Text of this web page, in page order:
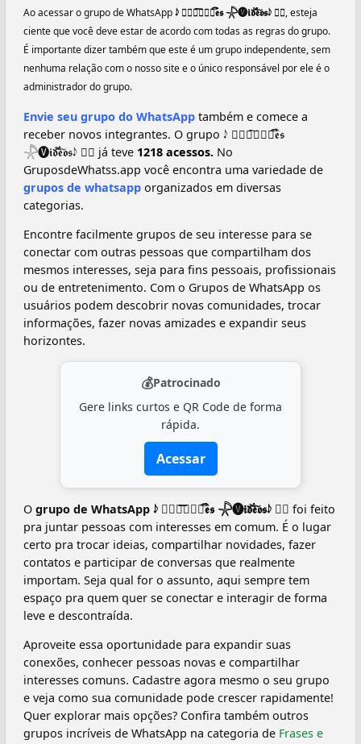
Ao acessar o grupo de WhatsApp𝆺𝅥𝅮 ፝⃟🅕︎︎͠𝖗𝖆𝖘֟۬۬۬͡𝖊𝖘 𓇻🅥︎︎𝖎𝖉֟֗֗۬۬۬͡𝖊𝖔͠𝖘𝆺𝅥𝅮 ፝⃟, esteja
ciente que você deve estar de acordo com todas as regras do grupo.
É importante dizer também que este é um grupo independente, sem
nenhuma relação com o nosso site e o único responsável por ele é o
administrador do grupo.
Envie seu grupo do WhatsApp também e comece a
receber novos integrantes. O grupo 𝆺𝅥𝅮 ፝⃟🅕︎︎͠𝖗𝖆𝖘֟۬۬۬͡𝖊𝖘
𓇻🅥︎︎𝖎𝖉֟֗֗۬۬۬͡𝖊𝖔͠𝖘𝆺𝅥𝅮 ፝⃟ já teve 1218 acessos. No
GruposdeWhatss.app você encontra uma variedade de
grupos de whatsapp organizados em diversas
categorias.
Encontre facilmente grupos de seu interesse para se
conectar com outras pessoas que compartilham dos
mesmos interesses, seja para fins pessoais, profissionais
ou de entretenimento. Com o Grupos de WhatsApp os
usuários podem descobrir novas comunidades, trocar
informações, fazer novas amizades e expandir seus
horizontes.
💰Patrocinado
Gere links curtos e QR Code de forma
rápida.
Acessar
O grupo de WhatsApp 𝆺𝅥𝅮 ፝⃟🅕︎︎͠𝖗𝖆𝖘֟۬۬۬͡𝖊𝖘 𓇻🅥︎︎𝖎𝖉֟֗֗۬۬۬͡𝖊𝖔͠𝖘𝆺𝅥𝅮 ፝⃟ foi feito
pra juntar pessoas com interesses em comum. É o lugar
certo pra trocar ideias, compartilhar novidades, fazer
contatos e participar de conversas que realmente
importam. Seja qual for o assunto, aqui sempre tem
espaço pra quem quer se conectar e interagir de forma
leve e descontraída.
Aproveite essa oportunidade para expandir suas
conexões, conhecer pessoas novas e compartilhar
interesses comuns. Cadastre agora mesmo o seu grupo
e veja como sua comunidade pode crescer rapidamente!
Quer explorar mais opções? Confira também outros
grupos incríveis de WhatsApp na categoria de Frases e